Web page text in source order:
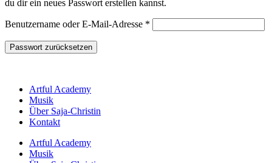
du dir ein neues Passwort erstellen kannst.
Benutzername oder E-Mail-Adresse *
Passwort zurücksetzen
Artful Academy
Musik
Über Saja-Christin
Kontakt
Artful Academy
Musik